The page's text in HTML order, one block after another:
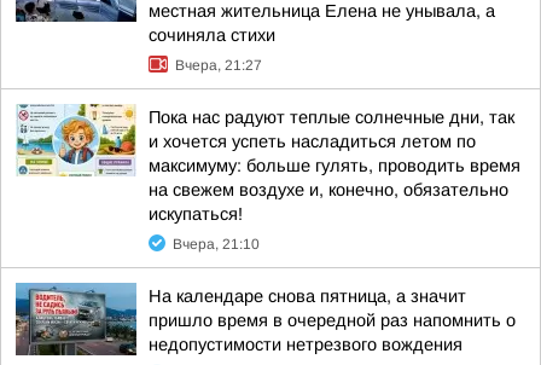
местная жительница Елена не унывала, а
сочиняла стихи
Вчера, 21:27
Пока нас радуют теплые солнечные дни, так
и хочется успеть насладиться летом по
максимуму: больше гулять, проводить время
на свежем воздухе и, конечно, обязательно
искупаться!
Вчера, 21:10
На календаре снова пятница, а значит
пришло время в очередной раз напомнить о
недопустимости нетрезвого вождения